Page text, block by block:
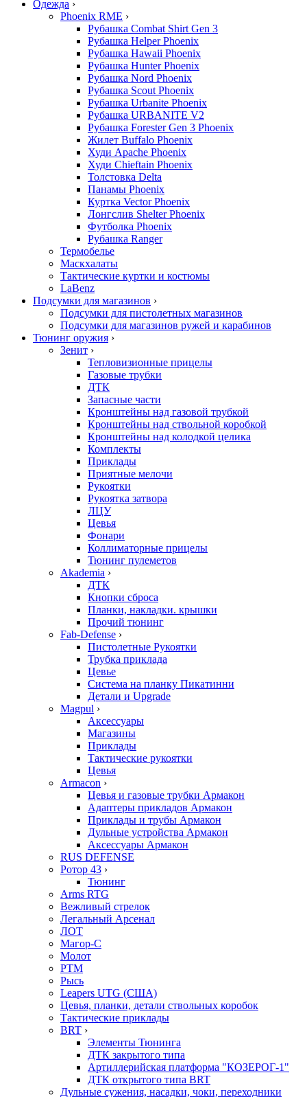
Одежда ›
Phoenix RME ›
Рубашка Combat Shirt Gen 3
Рубашка Helper Phoenix
Рубашка Hawaii Phoenix
Рубашка Hunter Phoenix
Рубашка Nord Phoenix
Рубашка Scout Phoenix
Рубашка Urbanite Phoenix
Рубашка URBANITE V2
Рубашка Forester Gen 3 Phoenix
Жилет Buffalo Phoenix
Худи Apache Phoenix
Худи Chieftain Phoenix
Толстовка Delta
Панамы Phoenix
Куртка Vector Phoenix
Лонгслив Shelter Phoenix
Футболка Phoenix
Рубашка Ranger
Термобелье
Маскхалаты
Тактические куртки и костюмы
LaBenz
Подсумки для магазинов ›
Подсумки для пистолетных магазинов
Подсумки для магазинов ружей и карабинов
Тюнинг оружия ›
Зенит ›
Тепловизионные прицелы
Газовые трубки
ДТК
Запасные части
Кронштейны над газовой трубкой
Кронштейны над ствольной коробкой
Кронштейны над колодкой целика
Комплекты
Приклады
Приятные мелочи
Рукоятки
Рукоятка затвора
ЛЦУ
Цевья
Фонари
Коллиматорные прицелы
Тюнинг пулеметов
Akademia ›
ДТК
Кнопки сброса
Планки, накладки. крышки
Прочий тюнинг
Fab-Defense ›
Пистолетные Рукоятки
Трубка приклада
Цевье
Система на планку Пикатинни
Детали и Upgrade
Magpul ›
Аксессуары
Магазины
Приклады
Тактические рукоятки
Цевья
Armacon ›
Цевья и газовые трубки Армакон
Адаптеры прикладов Армакон
Приклады и трубы Армакон
Дульные устройства Армакон
Аксессуары Армакон
RUS DEFENSE
Ротор 43 ›
Тюнинг
Arms RTG
Вежливый стрелок
Легальный Арсенал
ЛОТ
Магор-С
Молот
РТМ
Рысь
Leapers UTG (США)
Цевья, планки, детали ствольных коробок
Тактические приклады
BRT ›
Элементы Тюнинга
ДТК закрытого типа
Артиллерийская платформа "КОЗЕРОГ-1"
ДТК открытого типа BRT
Дульные сужения, насадки, чоки, переходники